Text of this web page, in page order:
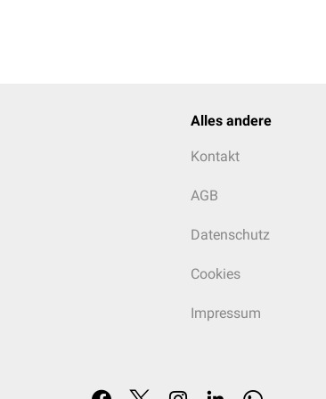
Alles andere
Kontakt
AGB
Datenschutz
Cookies
Impressum